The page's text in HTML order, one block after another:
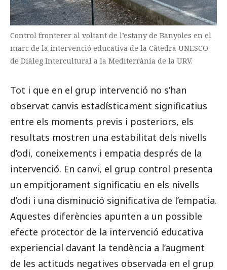
Control fronterer al voltant de l’estany de Banyoles en el
marc de la intervenció educativa de la Càtedra UNESCO
de Diàleg Intercultural a la Mediterrània de la URV.
Tot i que en el grup intervenció no s’han
observat canvis estadísticament significatius
entre els moments previs i posteriors, els
resultats mostren una estabilitat dels nivells
d’odi, coneixements i empatia després de la
intervenció. En canvi, el grup control presenta
un empitjorament significatiu en els nivells
d’odi i una disminució significativa de l’empatia.
Aquestes diferències apunten a un possible
efecte protector de la intervenció educativa
experiencial davant la tendència a l’augment
de les actituds negatives observada en el grup